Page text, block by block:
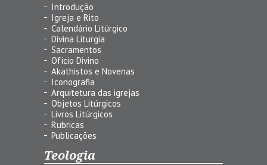
Introdução
Igreja e Rito
Calendário Litúrgico
Divina Liturgia
Sacramentos
Ofício Divino
Akathistos e Novenas
Iconografia
Arquitetura das igrejas
Objetos Litúrgicos
Livros Litúrgicos
Rubricas
Publicações
Teologia